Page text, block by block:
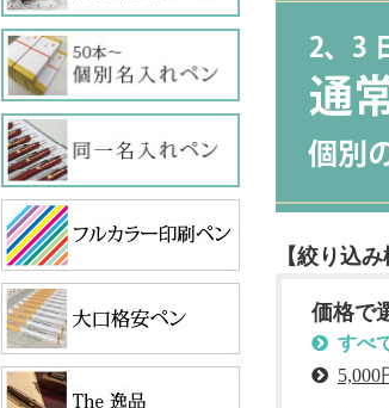
【絞り込み
価格で
すべ
5,000